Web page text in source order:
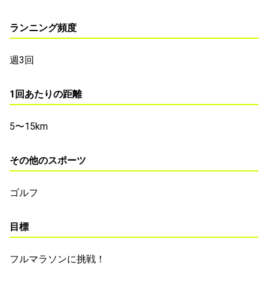
ランニング頻度
週3回
1回あたりの距離
5〜15km
その他のスポーツ
ゴルフ
目標
フルマラソンに挑戦！